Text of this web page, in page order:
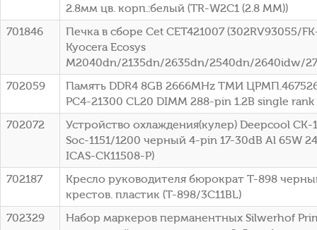
2.8мм цв. корп.:белый (TR-W2C1 (2.8 MM))
701846
Печка в сборе Cet CET421007 (302RV93055/
Kyocera Ecosys
M2040dn/2135dn/2635dn/2540dn/2640idw/
702059
Память DDR4 8GB 2666MHz ТМИ
PC4-21300 CL20 DIMM 288-pin 1.2В single rank
702072
Устройство охлаждения(кулер) Deepcool CK-
Soc-1151/1200 черный 4-pin 17-30dB Al 65W
ICAS-CK11508-P)
702187
Кресло руководителя бюрократ T-898
крестов. пластик (T-898/3C11BL)
702329
Набор маркеров перманентных Silwerhof